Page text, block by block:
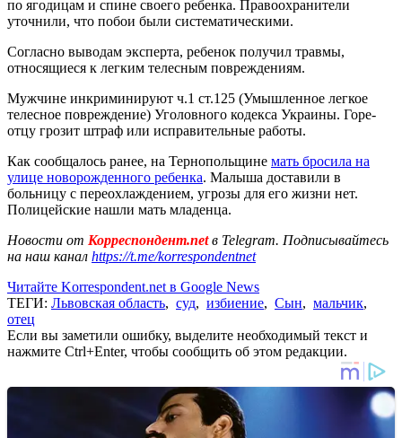
по ягодицам и спине своего ребенка. Правоохранители
уточнили, что побои были систематическими.
Согласно выводам эксперта, ребенок получил травмы,
относящиеся к легким телесным повреждениям.
Мужчине инкриминируют ч.1 ст.125 (Умышленное легкое
телесное повреждение) Уголовного кодекса Украины. Горе-
отцу грозит штраф или исправительные работы.
Как сообщалось ранее, на Тернопольщине мать бросила на
улице новорожденного ребенка. Малыша доставили в
больницу с переохлаждением, угрозы для его жизни нет.
Полицейские нашли мать младенца.
Новости от Корреспондент.netв Telegram. Подписывайтесь
на наш канал https://t.me/korrespondentnet
Читайте Korrespondent.net в Google News
ТЕГИ: Львовская область, суд, избиение, Сын, мальчик,
отец
Если вы заметили ошибку, выделите необходимый текст и
нажмите Ctrl+Enter, чтобы сообщить об этом редакции.